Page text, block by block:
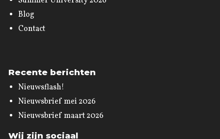
Blog
Contact
Recente berichten
Nieuwsflash!
Nieuwsbrief mei 2026
Nieuwsbrief maart 2026
Wij zijn sociaal